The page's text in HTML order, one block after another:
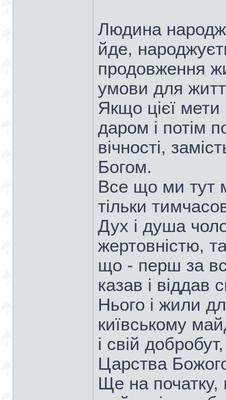
Людина
йде,
продовження
умови для
Якщо цієї мети
даром і потім
вічності,
Богом.
Все що ми тут
тільки
Дух і душа
жертовністю,
що - перш за
казав і
Нього і жили
київському
і свій
Царства
Ще на початку,